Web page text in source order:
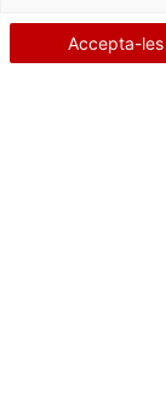
Accepta-